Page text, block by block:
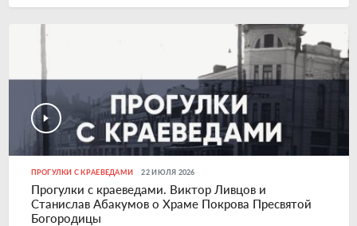
ПРОГУЛКИ С КРАЕВЕДАМИ 22 ИЮЛЯ 2026
Прогулки с краеведами. Виктор Ливцов и
Станислав Абакумов о Храме Покрова Пресвятой
Богородицы